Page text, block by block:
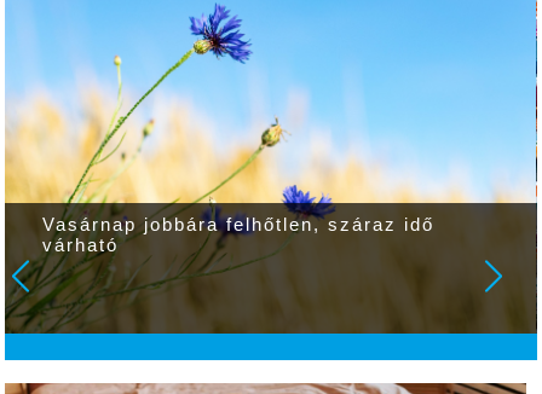
Vasárnap jobbára felhőtlen, száraz idő
várható